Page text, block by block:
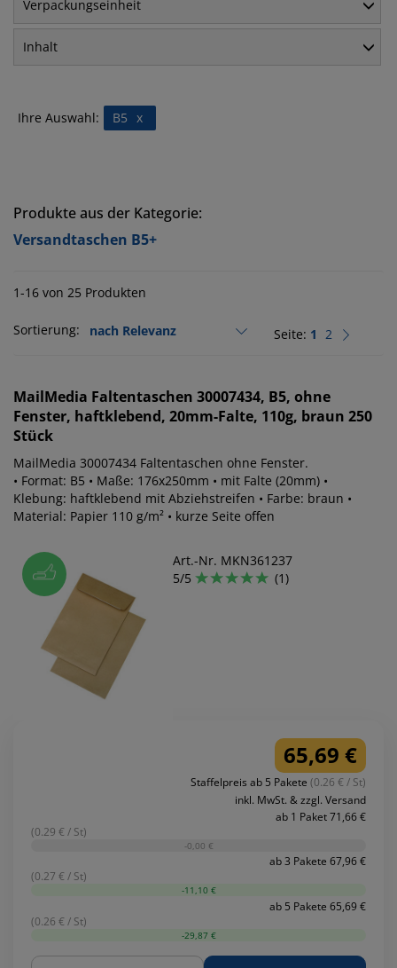
Verpackungseinheit
Inhalt
Ihre Auswahl: x
B5
Produkte aus der Kategorie:
Versandtaschen B5+
1-16 von 25 Produkten
Sortierung: Seite: 1 2
MailMedia Faltentaschen 30007434, B5, ohne
Fenster, haftklebend, 20mm-Falte, 110g, braun 250
Stück
MailMedia 30007434 Faltentaschen ohne Fenster.
• Format: B5 • Maße: 176x250mm • mit Falte (20mm) •
Klebung: haftklebend mit Abziehstreifen • Farbe: braun •
Material: Papier 110 g/m² • kurze Seite offen
Art.-Nr. MKN361237
5/5
(1)
65,69 €
Staffelpreis ab 5 Pakete (0.26 € / St)
inkl. MwSt. & zzgl. Versand
ab 1 Paket 71,66 €
(0.29 € / St)
-0,00 €
ab 3 Pakete 67,96 €
(0.27 € / St)
-11,10 €
ab 5 Pakete 65,69 €
(0.26 € / St)
-29,87 €
Menge